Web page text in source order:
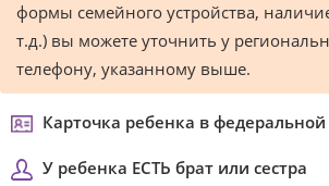
формы семейного устройства,
т.д.) вы можете уточнить у
телефону, указанному выше.
Карточка ребенка в федеральной
У ребенка ЕСТЬ брат или сестра